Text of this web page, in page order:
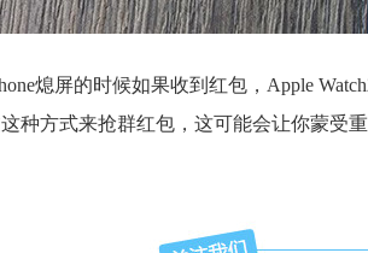
熄屏的时候如果收到红包，Apple
种方式来抢群红包，这可能会让你蒙受重